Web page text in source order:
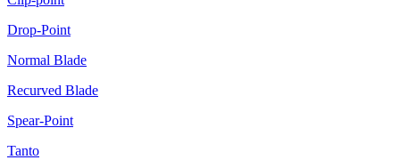
Drop-Point
Normal Blade
Recurved Blade
Spear-Point
Tanto